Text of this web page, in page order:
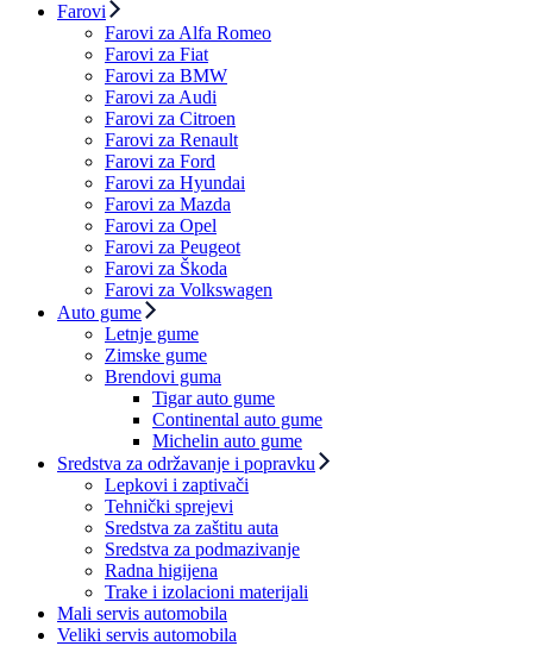
Farovi
Farovi za Alfa Romeo
Farovi za Fiat
Farovi za BMW
Farovi za Audi
Farovi za Citroen
Farovi za Renault
Farovi za Ford
Farovi za Hyundai
Farovi za Mazda
Farovi za Opel
Farovi za Peugeot
Farovi za Škoda
Farovi za Volkswagen
Auto gume
Letnje gume
Zimske gume
Brendovi guma
Tigar auto gume
Continental auto gume
Michelin auto gume
Sredstva za održavanje i popravku
Lepkovi i zaptivači
Tehnički sprejevi
Sredstva za zaštitu auta
Sredstva za podmazivanje
Radna higijena
Trake i izolacioni materijali
Mali servis automobila
Veliki servis automobila